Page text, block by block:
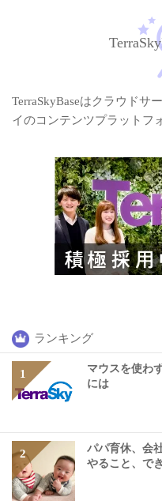
TerraSkyBaseはクラウドサ
イのコンテンツプラットフ
ランキング
マウスを使わ
には
パパ育休、会
やること、で